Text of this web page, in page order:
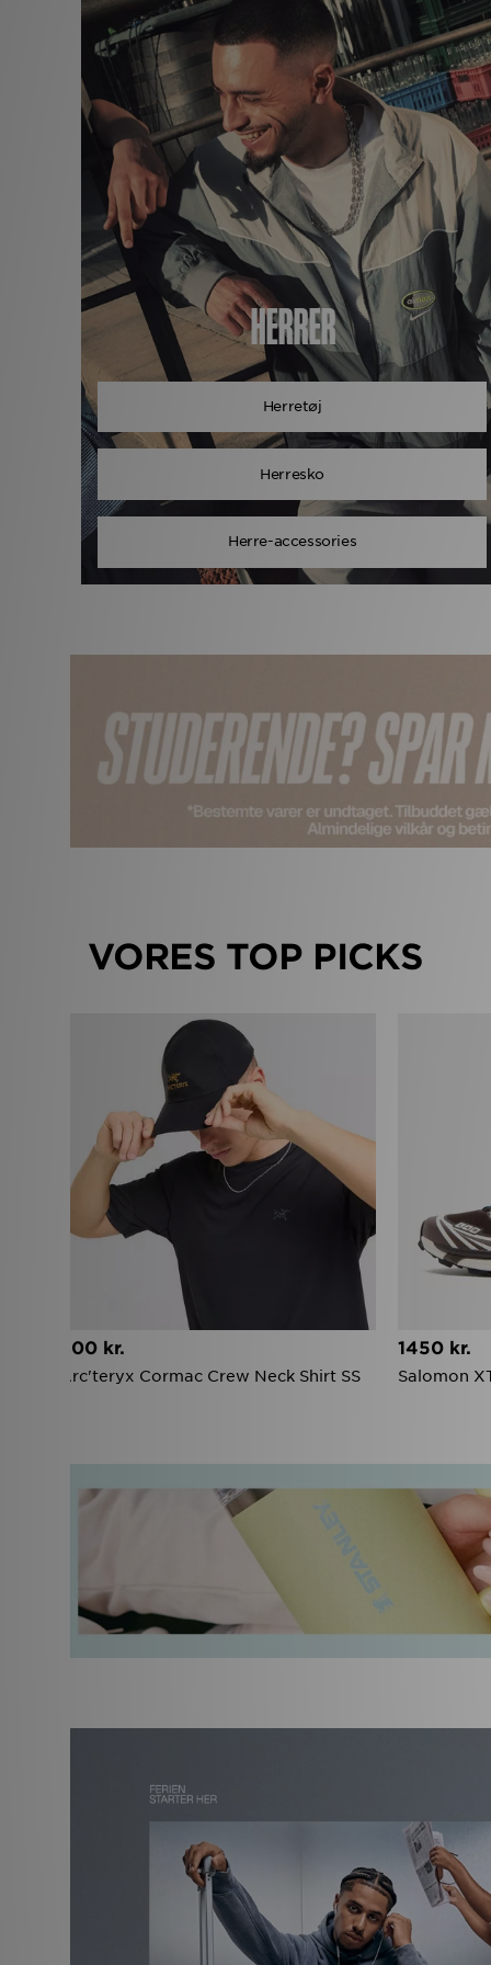
HERRER
Herretøj
Herresko
Herre-accessories
VORES TOP PICKS
Arc'teryx Cormac Crew Neck Shirt SS
600 kr.
Salomon
1450 kr.
‹